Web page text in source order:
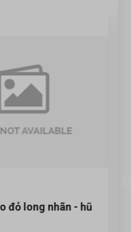
đỏ long nhãn - hũ